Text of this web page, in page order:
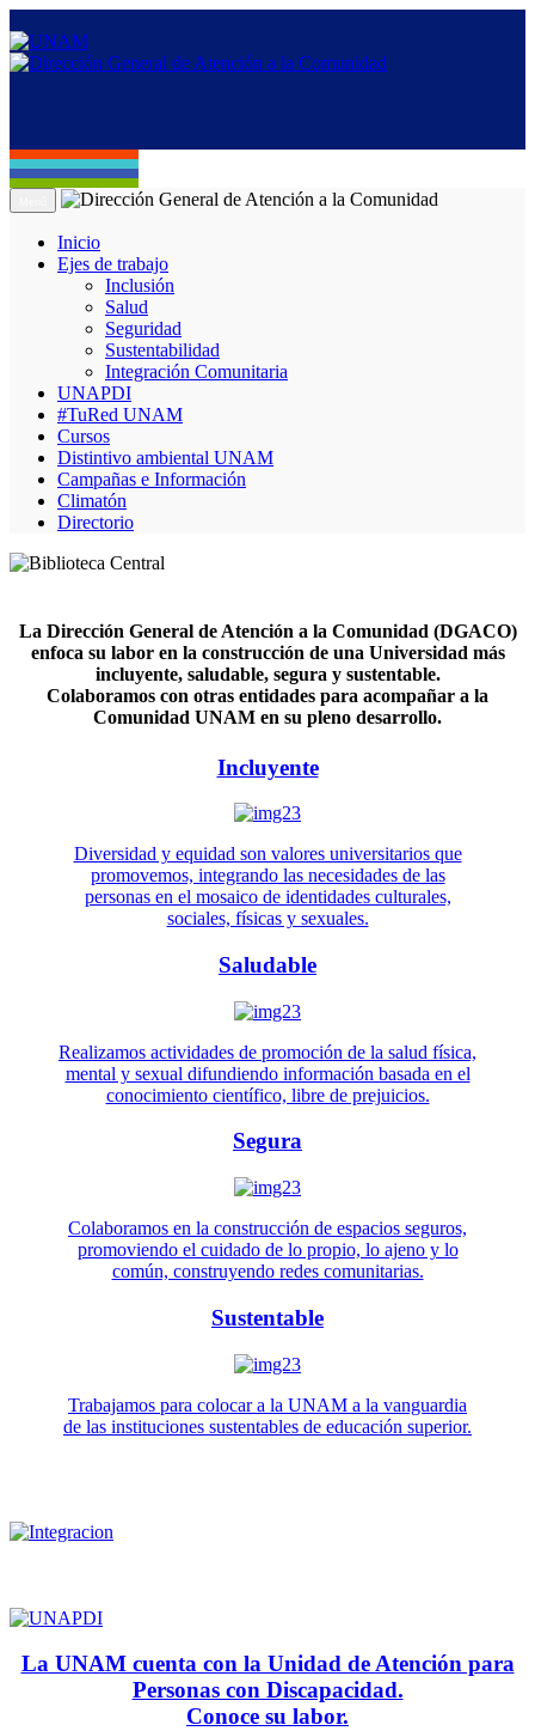
Inicio
Ejes de trabajo
Inclusión
Salud
Seguridad
Sustentabilidad
Integración Comunitaria
UNAPDI
#TuRed UNAM
Cursos
Distintivo ambiental UNAM
Campañas e Información
Climatón
Directorio
La Dirección General de Atención a la Comunidad (DGACO)
enfoca su labor en la construcción de una Universidad más
incluyente, saludable, segura y sustentable.
Colaboramos con otras entidades para acompañar a la
Comunidad UNAM en su pleno desarrollo.
Incluyente
Diversidad y equidad son valores universitarios que
promovemos, integrando las necesidades de las
personas en el mosaico de identidades culturales,
sociales, físicas y sexuales.
Saludable
Realizamos actividades de promoción de la salud física,
mental y sexual difundiendo información basada en el
conocimiento científico, libre de prejuicios.
Segura
Colaboramos en la construcción de espacios seguros,
promoviendo el cuidado de lo propio, lo ajeno y lo
común, construyendo redes comunitarias.
Sustentable
Trabajamos para colocar a la UNAM a la vanguardia
de las instituciones sustentables de educación superior.
La UNAM cuenta con la Unidad de Atención para
Personas con Discapacidad.
Conoce su labor.